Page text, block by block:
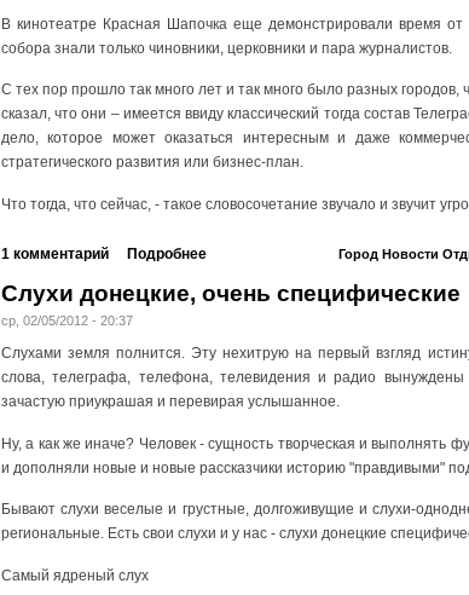
В кинотеатре Красная Шапочка еще демонстрировали время
собора знали только чиновники, церковники и пара журналистов.
С тех пор прошло так много лет и так много было разных
сказал, что они – имеется ввиду классический тогда состав
дело, которое может оказаться интересным и даже
стратегического развития или бизнес-план.
Что тогда, что сейчас, - такое словосочетание звучало и звучит
Город Новости
1 комментарий Подробнее
Слухи донецкие, очень специфические
ср, 02/05/2012 - 20:37
Слухами земля полнится. Эту нехитрую на первый взгляд
слова, телеграфа, телефона, телевидения и радио
зачастую приукрашая и перевирая услышанное.
Ну, а как же иначе? Человек - сущность творческая и выполнять
и дополняли новые и новые рассказчики историю "правдивыми"
Бывают слухи веселые и грустные, долгоживущие и слухи-
региональные. Есть свои слухи и у нас - слухи донецкие
Самый ядреный слух